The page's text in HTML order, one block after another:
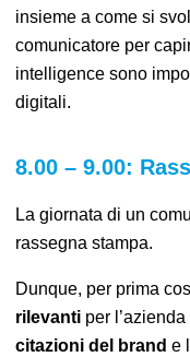
insieme a come si
comunicatore per
intelligence sono
digitali.
8.00 – 9.00:
La giornata di un
rassegna stampa.
Dunque, per prima
rilevanti per
citazioni del brand e